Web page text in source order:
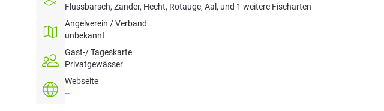
Flussbarsch, Zander, Hecht, Rotauge, Aal, und 1 weitere Fischarten
Angelverein / Verband
unbekannt
Gast-/ Tageskarte
Privatgewässer
Webseite
--